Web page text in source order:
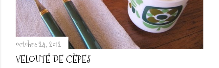
octobre 24, 2012
VELOUTÉ DE CÈPES